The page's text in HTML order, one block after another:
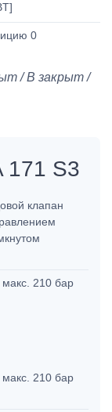
0
/ B закрыт /
171 S3
клапан
макс. 210 бар
макс. 210 бар